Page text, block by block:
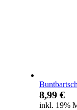
8,99 €
inkl. 19%